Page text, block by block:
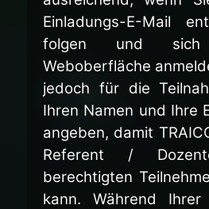
Einladungs-E-Mail
folgen und
Weboberfläche
jedoch für die
Ihren Namen und Ihre
angeben, damit
Referent /
berechtigten
kann. Während Ihrer